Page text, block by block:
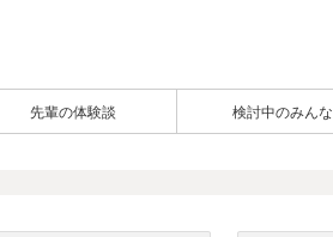
先輩の体験談 検討中のみんな